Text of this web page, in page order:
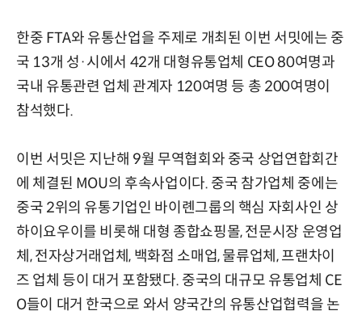
한중 FTA와 유통산업을 주제로 개최된 이번 서밋에는 중
국 13개 성·시에서 42개 대형유통업체 CEO 80여명과
국내 유통관련 업체 관계자 120여명 등 총 200여명이
참석했다.
이번 서밋은 지난해 9월 무역협회와 중국 상업연합회간
에 체결된 MOU의 후속사업이다. 중국 참가업체 중에는
중국 2위의 유통기업인 바이롄그룹의 핵심 자회사인 상
하이요우이를 비롯해 대형 종합쇼핑몰, 전문시장 운영업
체, 전자상거래업체, 백화점 소매업, 물류업체, 프랜차이
즈 업체 등이 대거 포함됐다. 중국의 대규모 유통업체 CE
O들이 대거 한국으로 와서 양국간의 유통산업협력을 논